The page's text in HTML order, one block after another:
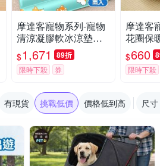
摩達客寵物系列-寵物
清涼凝膠軟冰涼墊超
值二入組__柯基L 夏
日毛孩解暑首選 熱銷
品 人也可使用
$1,671 89折
限時下殺 券
摩達客
花圈保
貓窩
厚氛圍
$660
限時下殺
有現貨 挑戰低價 價格低到高 尺寸